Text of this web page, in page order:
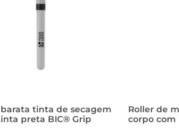
tinta de secagem
preta BIC® Grip
Roller de
corpo com